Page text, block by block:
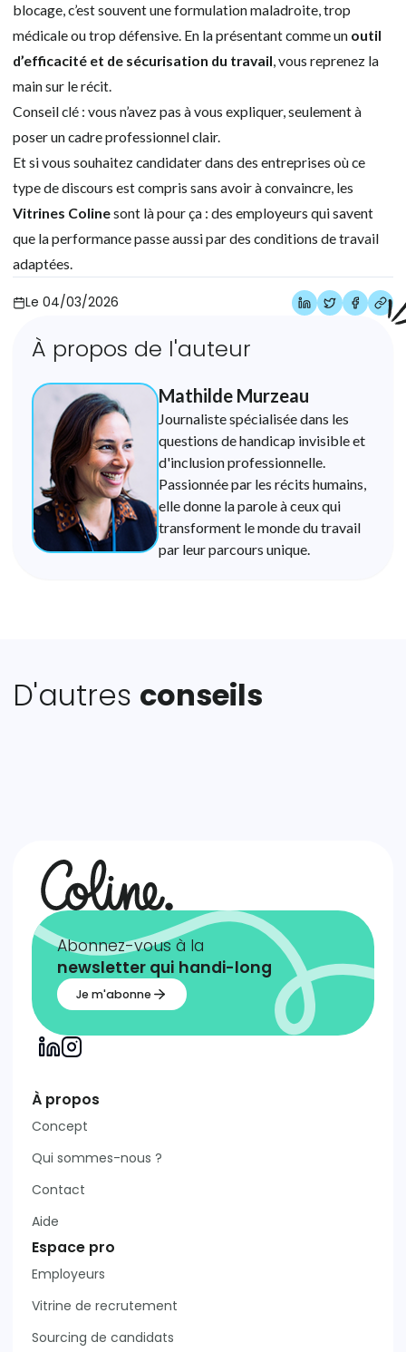
blocage, c’est souvent une formulation maladroite, trop
médicale ou trop défensive. En la présentant comme un outil
d’efficacité et de sécurisation du travail, vous reprenez la
main sur le récit.
Conseil clé : vous n’avez pas à vous expliquer, seulement à
poser un cadre professionnel clair.
Et si vous souhaitez candidater dans des entreprises où ce
type de discours est compris sans avoir à convaincre, les
Vitrines Colinesont là pour ça : des employeurs qui savent
que la performance passe aussi par des conditions de travail
adaptées.
Le 04/03/2026
À propos de l'auteur
Mathilde Murzeau
Journaliste spécialisée dans les
questions de handicap invisible et
d'inclusion professionnelle.
Passionnée par les récits humains,
elle donne la parole à ceux qui
transforment le monde du travail
par leur parcours unique.
D'autres conseils
Abonnez-vous à la
newsletter qui handi-long
Je m'abonne
À propos
Concept
Qui sommes-nous ?
Contact
Aide
Espace pro
Employeurs
Vitrine de recrutement
Sourcing de candidats